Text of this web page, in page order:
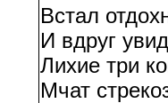
Встал
И вдруг
Лихие три
Мчат